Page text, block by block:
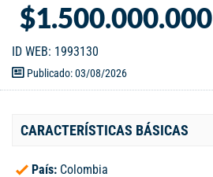
$1.500.000.000
ID WEB: 1993130
Publicado: 03/08/2026
CARACTERÍSTICAS BÁSICAS
País: Colombia